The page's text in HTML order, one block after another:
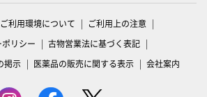
ご利用環境について
ご利用上の注意
リシー
古物営業法に基づく表記
掲示
医薬品の販売に関する表示 会社案内